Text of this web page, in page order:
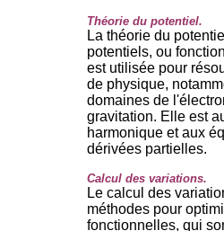
Théorie du potentiel.
La théorie du
potentiels, ou
est utilisée pour
de physique,
domaines de
gravitation. Elle est
harmonique et aux
dérivées partielles.
Calcul des variations.
Le calcul des
méthodes pour
fonctionnelles, qui